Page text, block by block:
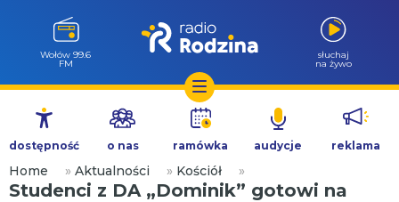
Przejdź
treści
Wołów 99.6
FM
słuchaj
na żywo
dostępność o nas ramówka audycje reklama
Home » Aktualności » Kościół »
Studenci z DA „Dominik” gotowi na